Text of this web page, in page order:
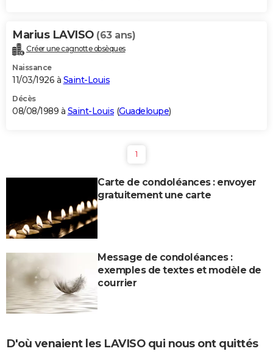
Marius LAVISO (63 ans)
Créer une cagnotte obsèques
Naissance
11/03/1926 à Saint-Louis
Décès
08/08/1989 à Saint-Louis (Guadeloupe)
1
Carte de condoléances : envoyer
gratuitement une carte
Message de condoléances :
exemples de textes et modèle de
courrier
D'où venaient les LAVISO qui nous ont quittés